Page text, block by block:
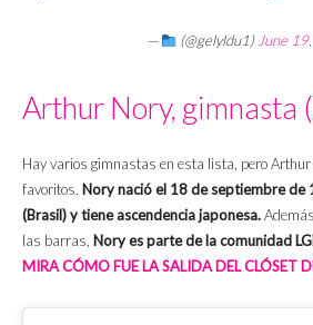
— (@gelyldu1)June
Arthur Nory, gimnasta
Hay varios gimnastas en esta lista, pero
favoritos. Nory nació el 18 de septiembre de
(Brasil) y tiene ascendencia japonesa.
las barras, Nory es parte de la comunidad
MIRA CÓMO FUE LA SALIDA DEL CLÓSET